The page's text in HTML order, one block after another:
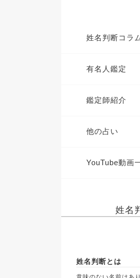
姓名判断コラ
有名人鑑定
鑑定師紹介
他の占い
YouTube動画
姓名
姓名判断とは